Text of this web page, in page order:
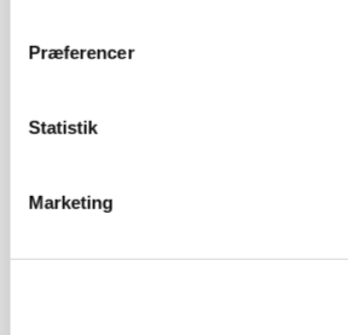
Præferencer
Statistik
Marketing